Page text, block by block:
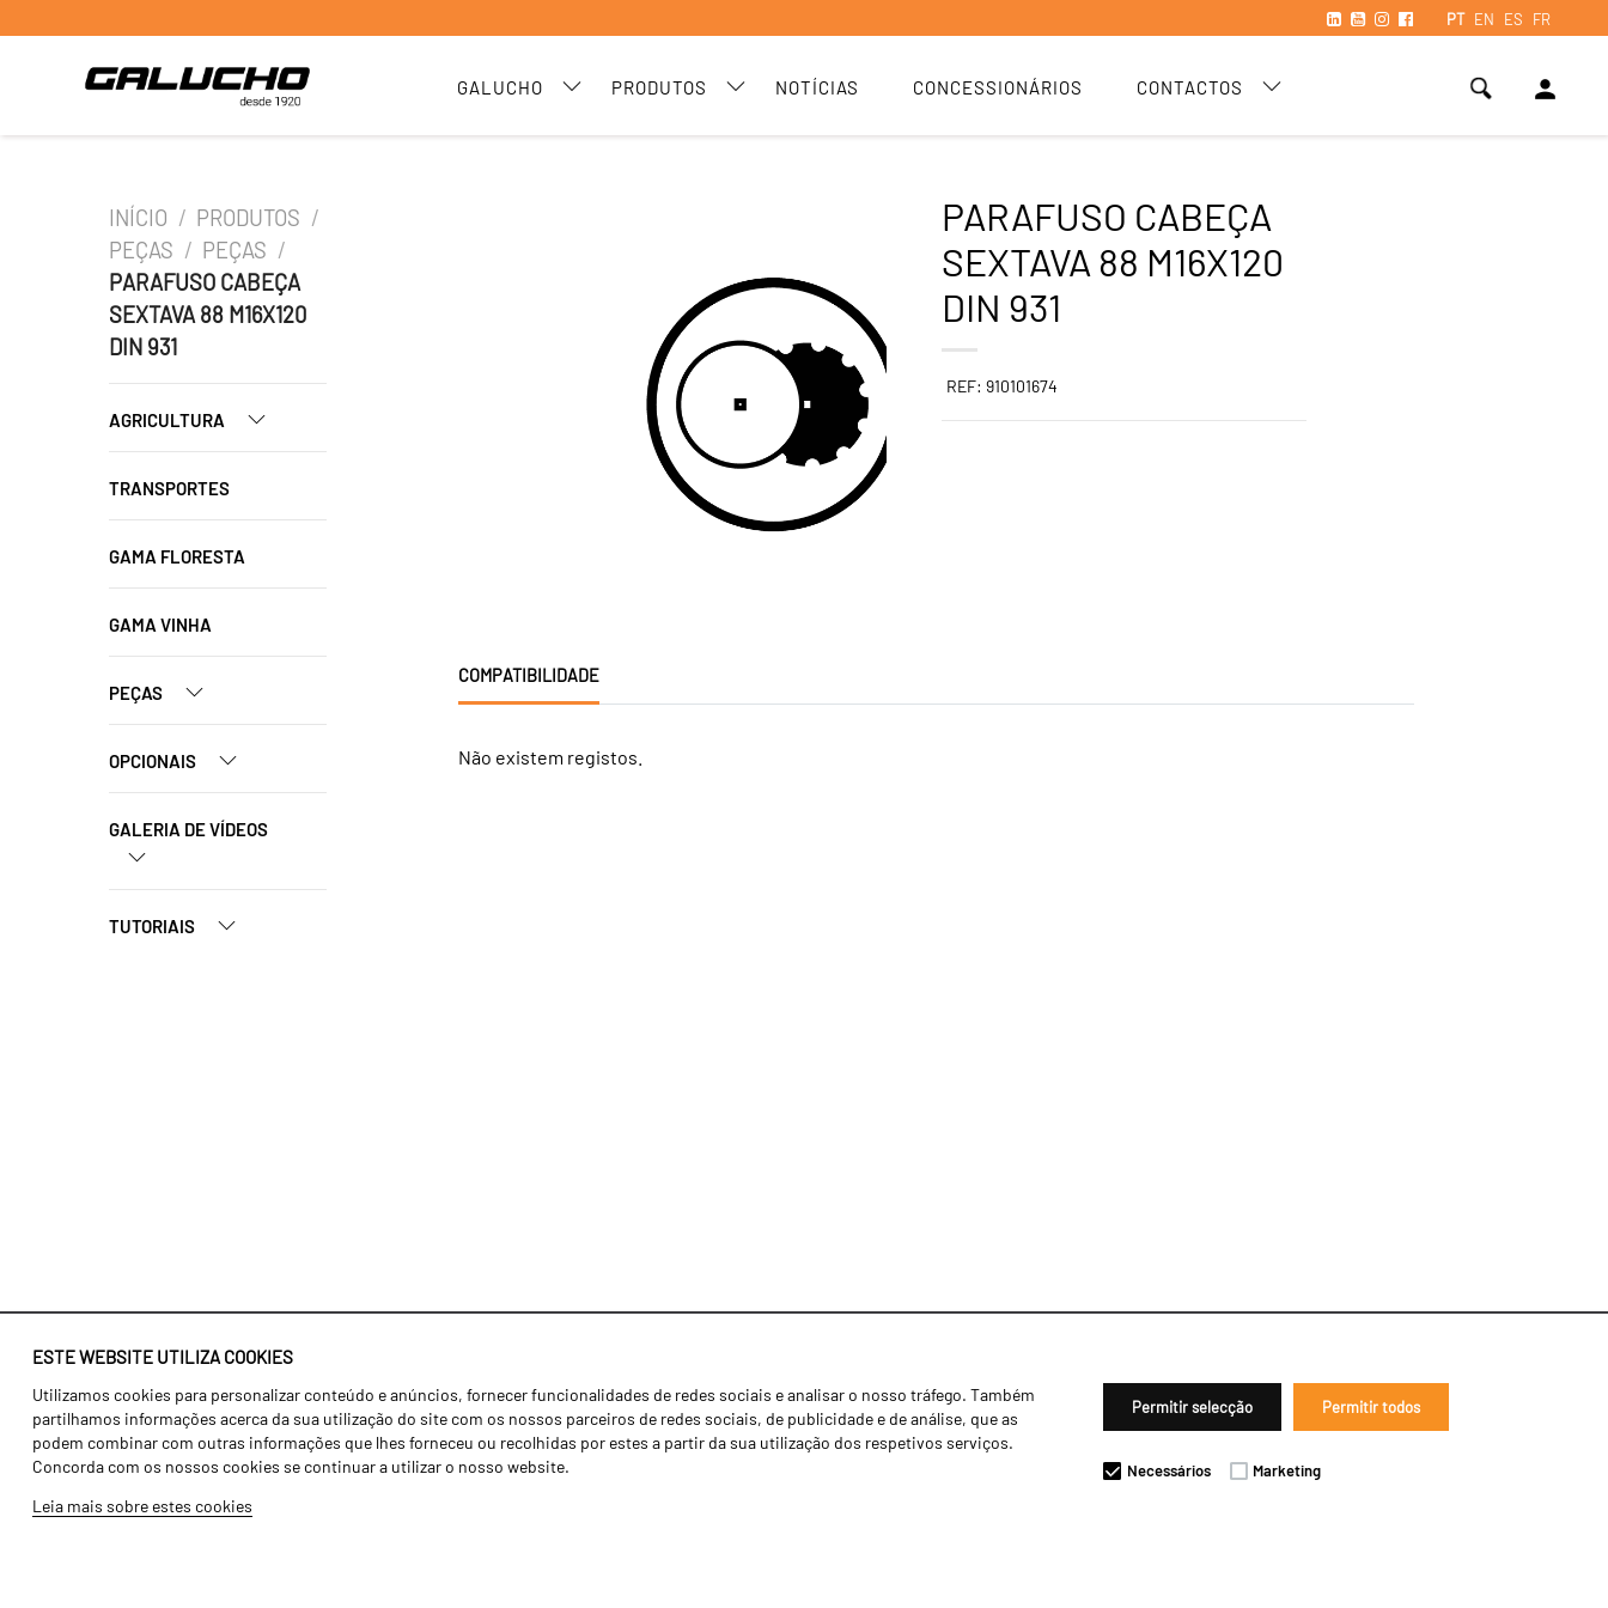
PT EN ES FR
GALUCHO PRODUTOS NOTÍCIAS CONCESSIONÁRIOS CONTACTOS person
ESTE WEBSITE UTILIZA COOKIES
Utilizamos cookies para personalizar conteúdo e anúncios, fornecer funcionalidades de redes sociais e analisar o nosso tráfego. Também
partilhamos informações acerca da sua utilização do site com os nossos parceiros de redes sociais, de publicidade e de análise, que as
podem combinar com outras informações que lhes forneceu ou recolhidas por estes a partir da sua utilização dos respetivos serviços.
Concorda com os nossos cookies se continuar a utilizar o nosso website.
Leia mais sobre estes cookies
Permitir selecção Permitir todos
Necessários Marketing
INÍCIO / PRODUTOS /
PEÇAS / PEÇAS /
PARAFUSO CABEÇA
SEXTAVA 88 M16X120
DIN 931
AGRICULTURA
TRANSPORTES
GAMA FLORESTA
GAMA VINHA
PEÇAS
OPCIONAIS
GALERIA DE VÍDEOS
TUTORIAIS
PARAFUSO CABEÇA
SEXTAVA 88 M16X120
DIN 931
REF: 910101674
COMPATIBILIDADE
Não existem registos.
Identidade
História
Fábrica / Produção
Recursos Humanos
Agricultura
Transportes
Gama Floresta
Notícias
Concessionários